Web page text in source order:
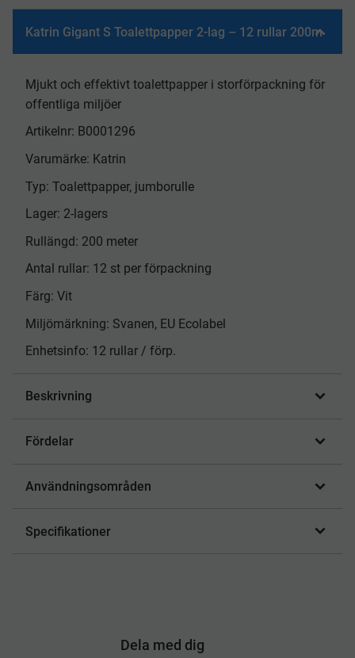
Katrin Gigant S Toalettpapper 2-lag – 12 rullar 200m
Mjukt och effektivt toalettpapper i storförpackning för
offentliga miljöer
Artikelnr: B0001296
Varumärke: Katrin
Typ: Toalettpapper, jumborulle
Lager: 2-lagers
Rullängd: 200 meter
Antal rullar: 12 st per förpackning
Färg: Vit
Miljömärkning: Svanen, EU Ecolabel
Enhetsinfo: 12 rullar / förp.
Beskrivning
Fördelar
Användningsområden
Specifikationer
Dela med dig